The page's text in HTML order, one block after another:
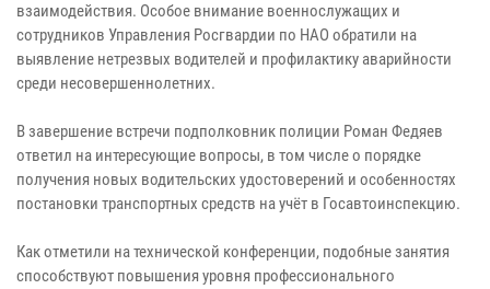
взаимодействия. Особое внимание военнослужащих и
сотрудников Управления Росгвардии по НАО обратили на
выявление нетрезвых водителей и профилактику аварийности
среди несовершеннолетних.
В завершение встречи подполковник полиции Роман Федяев
ответил на интересующие вопросы, в том числе о порядке
получения новых водительских удостоверений и особенностях
постановки транспортных средств на учёт в Госавтоинспекцию.
Как отметили на технической конференции, подобные занятия
способствуют повышения уровня профессионального